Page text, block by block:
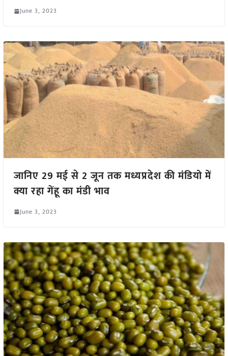
June 3, 2023
जानिए 29 मई से 2 जून तक मध्यप्रदेश की मंडियो में
क्या रहा गेंहू का मंडी भाव
June 3, 2023